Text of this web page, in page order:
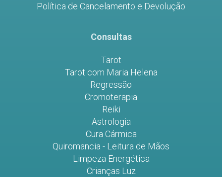
Política de Cancelamento e Devolução
Consultas
Tarot
Tarot com Maria Helena
Regressão
Cromoterapia
Reiki
Astrologia
Cura Cármica
Quiromancia - Leitura de Mãos
Limpeza Energética
Crianças Luz